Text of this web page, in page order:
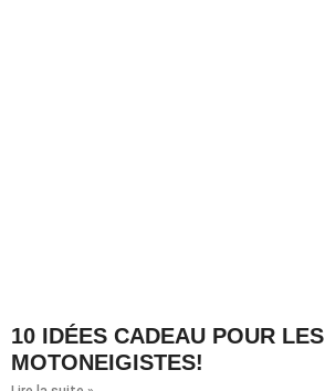
10 IDÉES CADEAU POUR LES
MOTONEIGISTES!